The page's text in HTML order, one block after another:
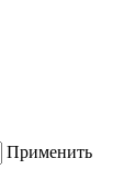
Применить